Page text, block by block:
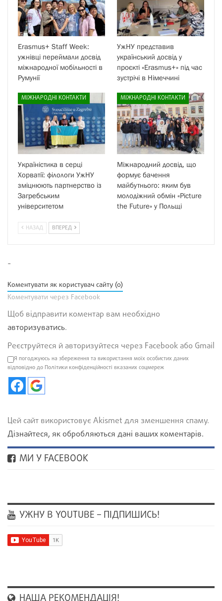
Erasmus+ Staff Week:
ужнівці переймали досвід
міжнародної мобільності в
Румунії
УжНУ представив
український досвід у
проєкті «Erasmus+» під час
зустрічі в Німеччині
МІЖНАРОДНІ КОНТАКТИ
Україністика в серці
Хорватії: філологи УжНУ
зміцнюють партнерство із
Загребським
університетом
МІЖНАРОДНІ КОНТАКТИ
Міжнародний досвід, що
формує бачення
майбутнього: яким був
молодіжний обмін «Picture
the Future» у Польщі
НАЗАД ВПЕРЕД
-
Коментувати як користувач сайту (0)
Коментувати через Facebook
Щоб відправити коментар вам необхідно
авторизуватись.
Реєструйтеся й авторизуйтеся через Facebook або Gmail
Я погоджуюсь на збереження та використання моїх особистих даних
відповідно до Політики конфіденційності вказаних соцмереж
Цей сайт використовує Akismet для зменшення спаму.
Дізнайтеся, як обробляються дані ваших коментарів.
МИ У FACEBOOK
УЖНУ В YOUTUBE – ПІДПИШИСЬ!